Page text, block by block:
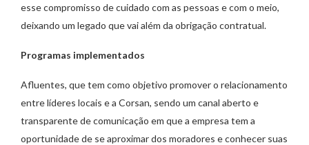
esse compromisso de cuidado com as pessoas e com o meio,
deixando um legado que vai além da obrigação contratual.
Programas implementados
Afluentes, que tem como objetivo promover o relacionamento
entre líderes locais e a Corsan, sendo um canal aberto e
transparente de comunicação em que a empresa tem a
oportunidade de se aproximar dos moradores e conhecer suas